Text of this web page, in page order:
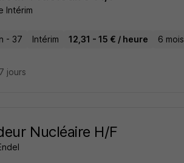
Intérim
- 37 Intérim 12,31 - 15 € / heure 6 mois
jours
Nucléaire H/F